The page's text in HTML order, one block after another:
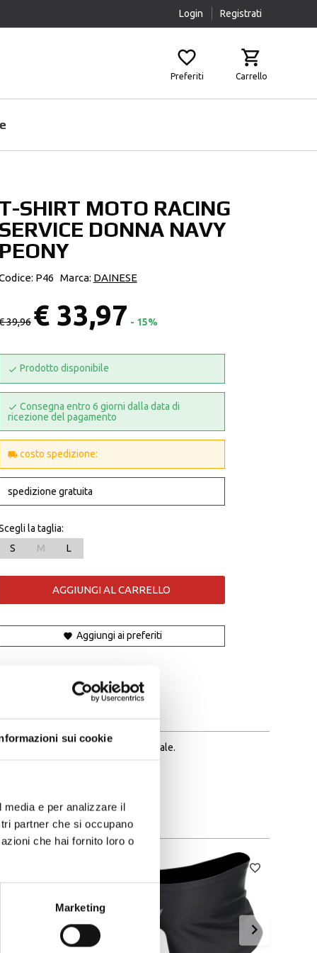
sui cookie
e per analizzare il
partner che si occupano
che hai fornito loro o
Marketing
Login Registrati
Preferiti Carrello
Prodotti Pulizia
Scaldacollo
Sottocasco
Airbag
Fasce Lombari
Protezioni Aggiuntive
T-SHIRT MOTO RACING
SERVICE DONNA NAVY
PEONY
P46 Marca: DAINESE
39,96 € 33,97 - 15%
Prodotto disponibile
Consegna entro 6 giorni dalla data di
ricezione del pagamento
costo spedizione:
spedizione gratuita
la taglia:
S
M L
AGGIUNGI AL CARRELLO
Aggiungi ai preferiti
sul retro e logo speed demon frontale.